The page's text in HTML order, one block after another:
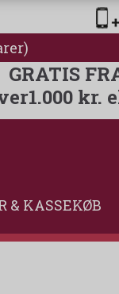
)
GRATIS
kr.
& KASSEKØB